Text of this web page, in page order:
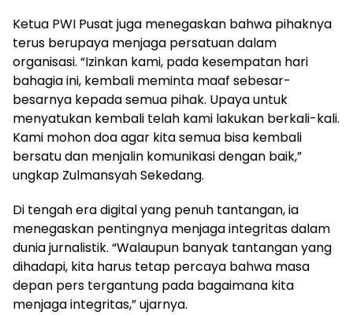
Ketua PWI Pusat juga menegaskan bahwa pihaknya
terus berupaya menjaga persatuan dalam
organisasi. “Izinkan kami, pada kesempatan hari
bahagia ini, kembali meminta maaf sebesar-
besarnya kepada semua pihak. Upaya untuk
menyatukan kembali telah kami lakukan berkali-kali.
Kami mohon doa agar kita semua bisa kembali
bersatu dan menjalin komunikasi dengan baik,”
ungkap Zulmansyah Sekedang.
Di tengah era digital yang penuh tantangan, ia
menegaskan pentingnya menjaga integritas dalam
dunia jurnalistik. “Walaupun banyak tantangan yang
dihadapi, kita harus tetap percaya bahwa masa
depan pers tergantung pada bagaimana kita
menjaga integritas,” ujarnya.